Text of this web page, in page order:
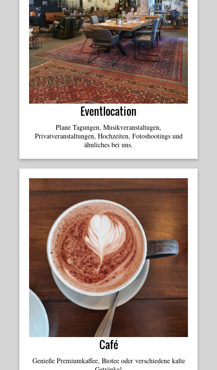
Eventlocation
Plane Tagungen, Musikveranstaltugen,
Privatveranstaltungen, Hochzeiten, Fotoshootings und
ähnliches bei uns.
Café
Genieße Premiumkaffee, Biotee oder verschiedene kalte